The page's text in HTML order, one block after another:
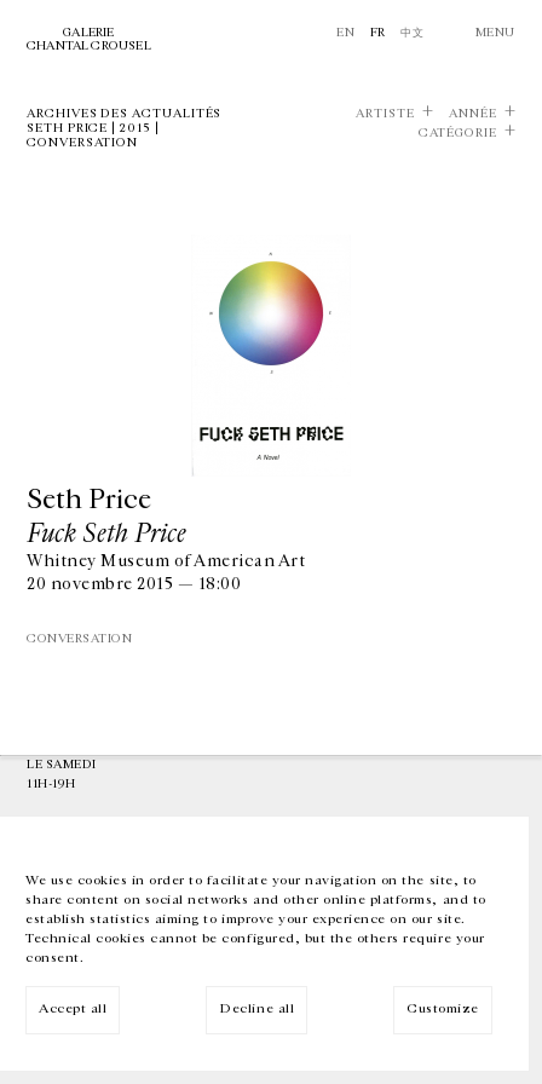
We use cookies in order to facilitate your navigation on the site, to
share content on social networks and other online platforms, and to
establish statistics aiming to improve your experience on our site.
Technical cookies cannot be configured, but the others require your
consent.
Accept all Decline all Customize
GALERIE
CHANTAL CROUSEL
EN FR 中文 MENU
ARCHIVES DES ACTUALITÉS
SETH PRICE | 2015 |
CONVERSATION
ARTISTE
ANNÉE
CATÉGORIE
Seth Price
Fuck Seth Price
Whitney Museum of American Art
20 novembre 2015 — 18:00
CONVERSATION
T.+33 1 42 77 38 87
LE SAMEDI
11H-19H
EN FR 中文 Facebook Instagram
Inscrivez-vous à notre newsletter